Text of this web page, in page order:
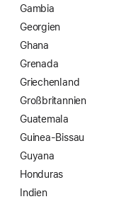
Gambia
Georgien
Ghana
Grenada
Griechenland
Großbritannien
Guatemala
Guinea-Bissau
Guyana
Honduras
Indien